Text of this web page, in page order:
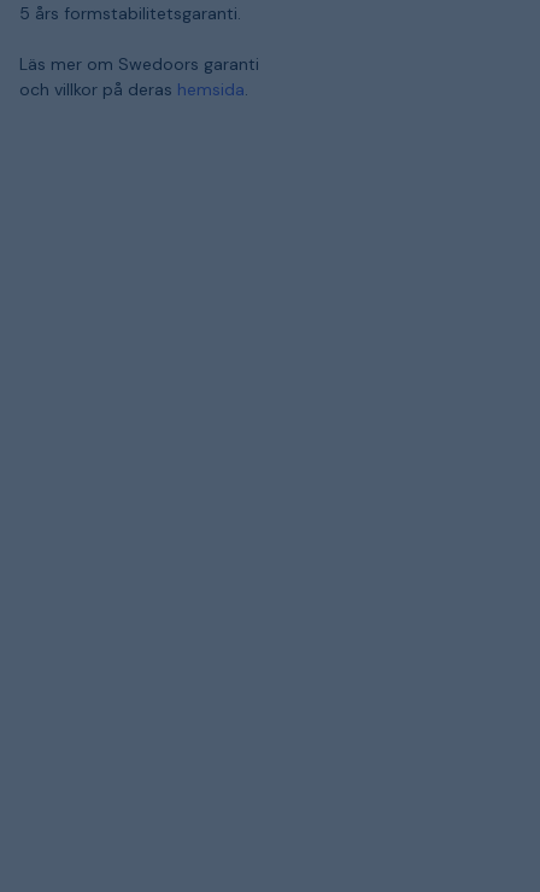
5 års formstabilitetsgaranti.
Läs mer om Swedoors garanti
och villkor på deras hemsida.